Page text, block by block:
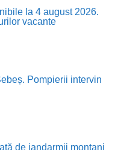
la 4 august 2026.
vacante
Pompierii intervin
de jandarmii montani